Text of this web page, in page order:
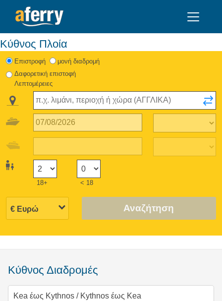
Κύθνος Πλοία
Eπιστροφή
μονή διαδρομή
Δαφορετική επιστοφή
Λεπτομέρειες
18+ < 18
Αναζήτηση
Κύθνος Διαδρομές
Kea έως Kythnos /Kythnos έως Kea